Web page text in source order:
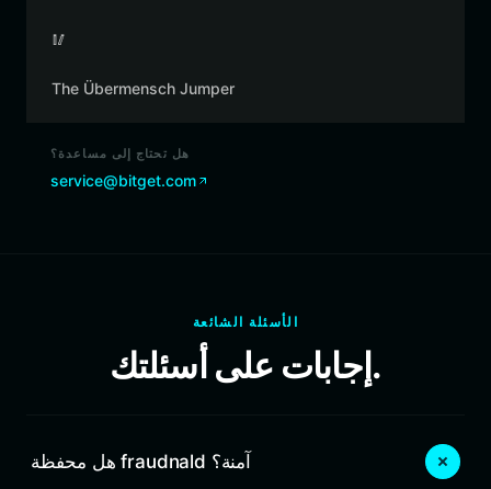
🥢
The Übermensch Jumper
هل تحتاج إلى مساعدة؟
service@bitget.com
الأسئلة الشائعة
إجابات على أسئلتك.
هل محفظة fraudnald آمنة؟